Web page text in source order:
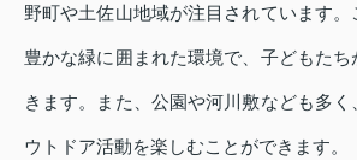
野町や土佐山地域が注目されています。
豊かな緑に囲まれた環境で、子どもた
きます。また、公園や河川敷なども多
ウトドア活動を楽しむことができます。